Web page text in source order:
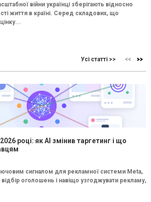
війни українці зберігають відносно
життя в країні. Серед складових, що
Усі статті >>
році: як AI змінив таргетинг і що
сигналом для рекламної системи Meta,
оголошень і навіщо узгоджувати рекламу,